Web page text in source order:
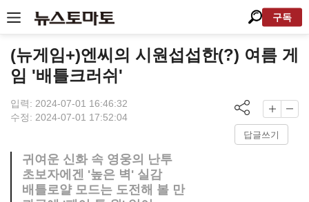
구독
(뉴게임+)엔씨의 시원섭섭한(?) 여름 게
임 '배틀크러쉬'
입력: 2024-07-01 16:46:32
수정: 2024-07-01 17:52:04
답글쓰기
귀여운 신화 속 영웅의 난투
초보자에겐 '높은 벽' 실감
배틀로얄 모드는 도전해 볼 만